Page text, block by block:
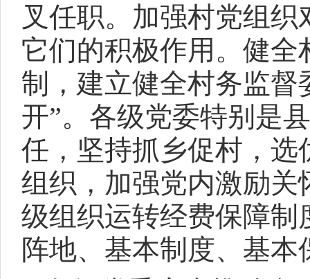
叉任职。加强村党组
它们的积极作用。健
制，建立健全村务监督
开”。各级党委特别是
任，坚持抓乡促村，
组织，加强党内激励
级组织运转经费保障
阵地、基本制度、基本